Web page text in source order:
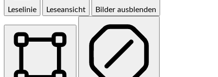
Leselinie Leseansicht Bilder ausblenden